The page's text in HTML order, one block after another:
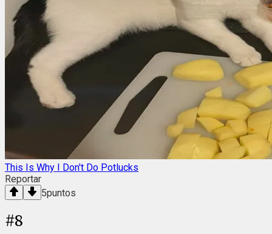
This Is Why I Don't Do Potlucks
Reportar
5puntos
#8